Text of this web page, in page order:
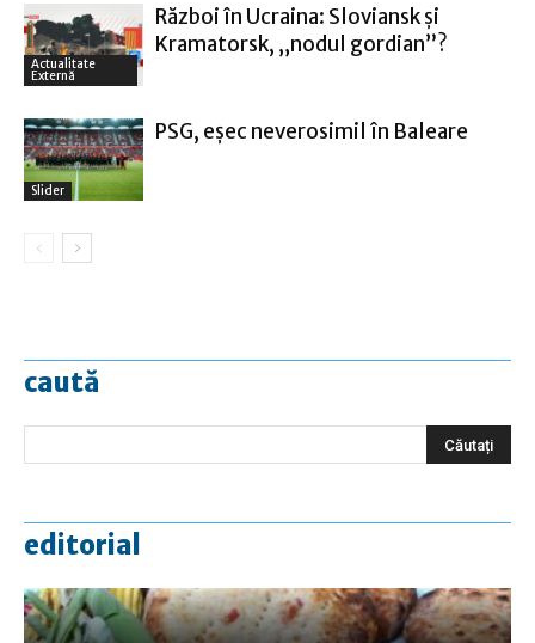
Actualitate
Externă
Război în Ucraina: Sloviansk şi
Kramatorsk, „nodul gordian”?
Slider
PSG, eşec neverosimil în Baleare
caută
editorial